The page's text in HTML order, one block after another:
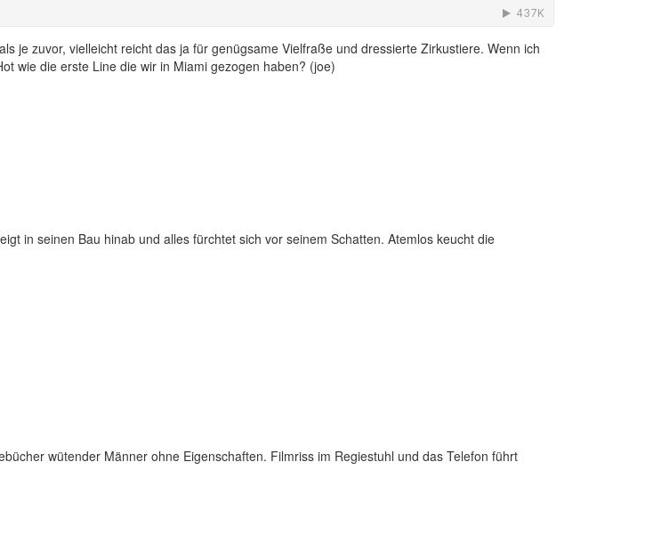
je zuvor, vielleicht reicht das ja für genügsame Vielfraße und dressierte Zirkustiere. Wenn ich
wie die erste Line die wir in Miami gezogen haben? (joe)
in seinen Bau hinab und alles fürchtet sich vor seinem Schatten. Atemlos keucht die
wütender Männer ohne Eigenschaften. Filmriss im Regiestuhl und das Telefon führt